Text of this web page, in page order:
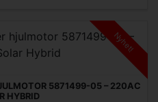
Nyhet!
5871499-05 – 220AC
HYBRID